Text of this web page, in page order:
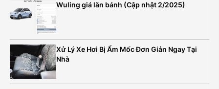
Wuling giá lăn bánh (Cập nhật 2/2025)
Xử Lý Xe Hơi Bị Ẩm Mốc Đơn Giản Ngay Tại
Nhà